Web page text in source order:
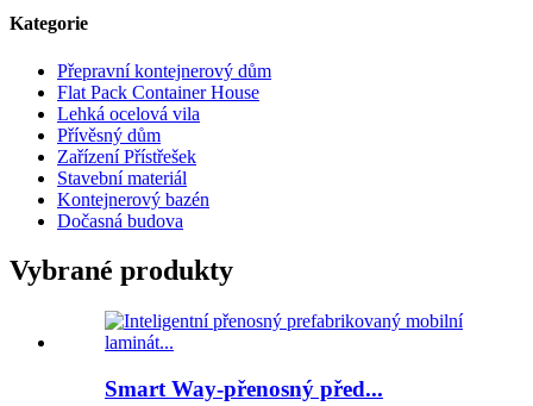
Kategorie
Přepravní kontejnerový dům
Flat Pack Container House
Lehká ocelová vila
Přívěsný dům
Zařízení Přístřešek
Stavební materiál
Kontejnerový bazén
Dočasná budova
Vybrané produkty
Smart Way-přenosný před...